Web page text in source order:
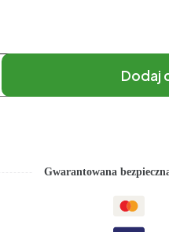
Dodaj
Gwarantowana